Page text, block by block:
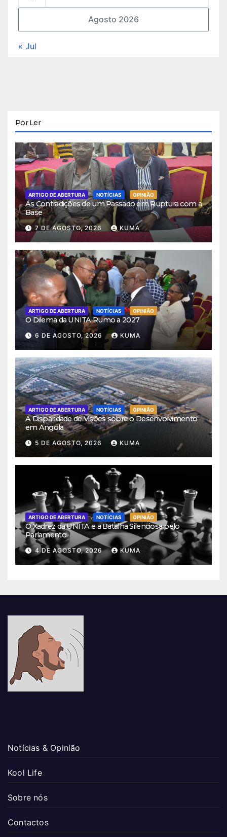
Agosto 2026
« Jul
Por Ler
ARTIGO DE ABERTURA NOTÍCIAS OPINIÃO
As Contradições de um Passado em Ruptura com a
Base
7 DE AGOSTO, 2026 KUMA
ARTIGO DE ABERTURA NOTÍCIAS OPINIÃO
O Dilema da UNITA Rumo a 2027
6 DE AGOSTO, 2026 KUMA
ARTIGO DE ABERTURA NOTÍCIAS OPINIÃO
A Disparidade de Visões sobre o Desenvolvimento
em Angola
5 DE AGOSTO, 2026 KUMA
ARTIGO DE ABERTURA NOTÍCIAS OPINIÃO
O Xadrez da UNITA e a Batalha Silenciosa pelo
Parlamento
4 DE AGOSTO, 2026 KUMA
Notícias & Opinião
Kool Life
Sobre nós
Contactos